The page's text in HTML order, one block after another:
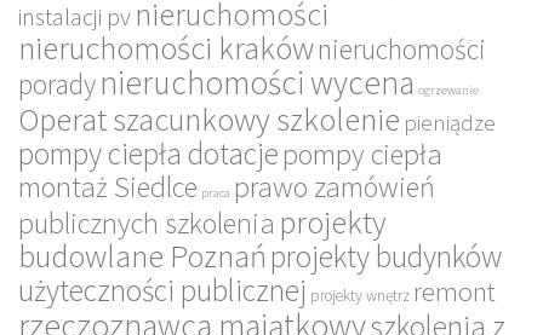
instalacji pv nieruchomości
nieruchomości krakównieruchomości
poradynieruchomości wycena ogrzewanie
Operat szacunkowy szkolenie pieniądze
pompy ciepła dotacjepompy ciepła
montaż Siedlce praca prawo zamówień
publicznych szkolenia projekty
budowlane Poznańprojekty budynków
użyteczności publicznej projekty wnętrz remont
rzeczoznawca majątkowyszkolenia z